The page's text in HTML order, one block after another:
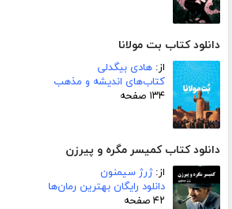
دانلود کتاب بت مولانا
از: هادی بیگدلی
کتاب‌های اندیشه و مذهب
۱۳۴ صفحه
دانلود کتاب کمیسر مگره و پیرزن
از:ژرژ سیمنون
دانلود رایگان بهترین رمان‌ها
۴۲ صفحه